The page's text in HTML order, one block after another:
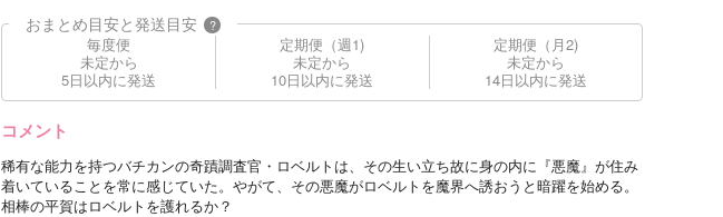
おまとめ目安と発送目安 ?
毎度便
未定から
5日以内に発送
定期便（週1)
未定から
10日以内に発送
定期便（月2)
未定から
14日以内に発送
コメント
稀有な能力を持つバチカンの奇蹟調査官・ロベルトは、その生い立ち故に身の内に『悪魔』が住み
着いていることを常に感じていた。やがて、その悪魔がロベルトを魔界へ誘おうと暗躍を始める。
相棒の平賀はロベルトを護れるか？